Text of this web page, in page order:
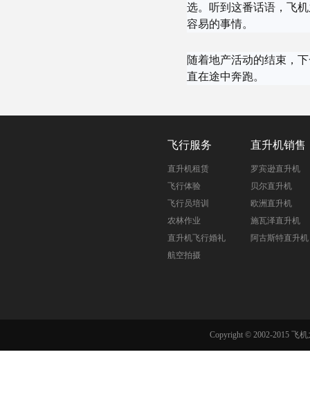
选。听到这番话语，飞
容易的事情。
随着地产活动的结束，
直在途中奔跑。
飞行服务
直升机租赁
飞行体验
飞行员培训
农林作业
直升机飞行婚礼
航空拍摄
直升机销售
罗宾逊直升机
贝尔直升机
欧洲直升机
施瓦泽直升机
阿古斯特直升机
Copyright © 2002-2015 飞